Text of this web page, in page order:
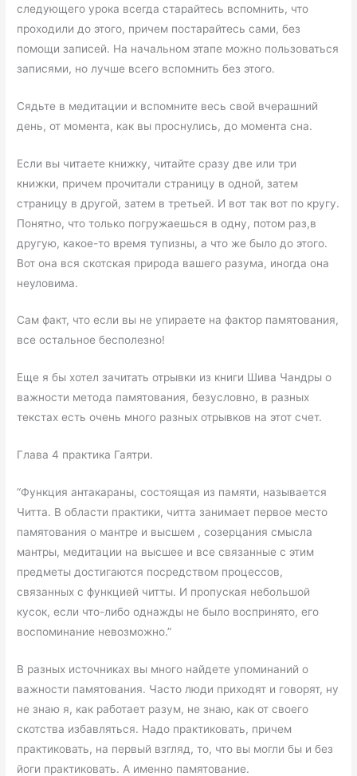
следующего урока всегда старайтесь вспомнить, что
проходили до этого, причем постарайтесь сами, без
помощи записей. На начальном этапе можно пользоваться
записями, но лучше всего вспомнить без этого.
Сядьте в медитации и вспомните весь свой вчерашний
день, от момента, как вы проснулись, до момента сна.
Если вы читаете книжку, читайте сразу две или три
книжки, причем прочитали страницу в одной, затем
страницу в другой, затем в третьей. И вот так вот по кругу.
Понятно, что только погружаешься в одну, потом раз,в
другую, какое-то время тупизны, а что же было до этого.
Вот она вся скотская природа вашего разума, иногда она
неуловима.
Сам факт, что если вы не упираете на фактор памятования,
все остальное бесполезно!
Еще я бы хотел зачитать отрывки из книги Шива Чандры о
важности метода памятования, безусловно, в разных
текстах есть очень много разных отрывков на этот счет.
Глава 4 практика Гаятри.
“Функция антакараны, состоящая из памяти, называется
Читта. В области практики, читта занимает первое место
памятования о мантре и высшем , созерцания смысла
мантры, медитации на высшее и все связанные с этим
предметы достигаются посредством процессов,
связанных с функцией читты. И пропуская небольшой
кусок, если что-либо однажды не было воспринято, его
воспоминание невозможно.”
В разных источниках вы много найдете упоминаний о
важности памятования. Часто люди приходят и говорят, ну
не знаю я, как работает разум, не знаю, как от своего
скотства избавляться. Надо практиковать, причем
практиковать, на первый взгляд, то, что вы могли бы и без
йоги практиковать. А именно памятование.